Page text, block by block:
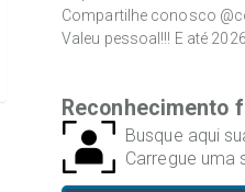
Compartilhe conosco
Valeu pessoal!!! E até
Reconhecimento
Busque aqui
Carregue